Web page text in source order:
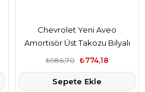
Chevrolet Yeni Aveo
Amortisör Üst Takozu Bilyalı
₺774,18
₺986,70
Sepete Ekle